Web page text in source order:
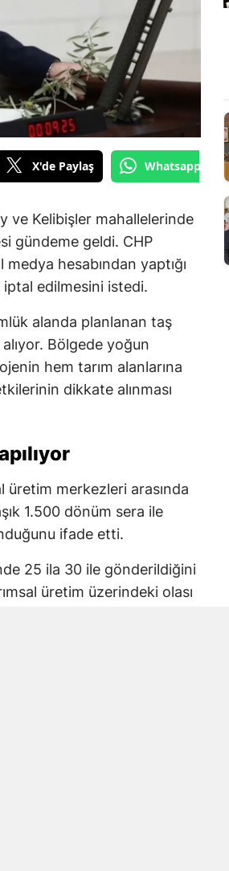
X'de Paylaş Whatsapp'tan
ve Kelibişler mahallelerinde
gündeme geldi. CHP
hesabından yaptığı
edilmesini istedi.
alanda planlanan taş
Bölgede yoğun
hem tarım alanlarına
dikkate alınması
üretim merkezleri arasında
1.500 dönüm sera ile
ifade etti.
25 ila 30 ile gönderildiğini
üretim üzerindeki olası